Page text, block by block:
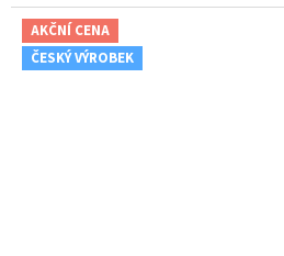
AKČNÍ CENA
ČESKÝ VÝROBEK